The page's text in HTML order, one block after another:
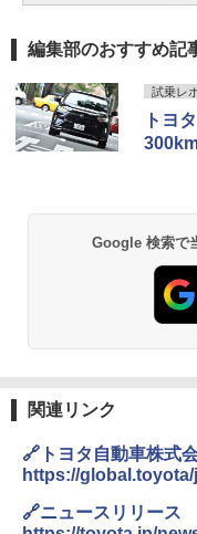
編集部のおすすめ記
試乗レ
トヨ
Google 検索で
関連リンク
🔗トヨタ自動車株式
https://global.toyota/
🔗ニュースリリース